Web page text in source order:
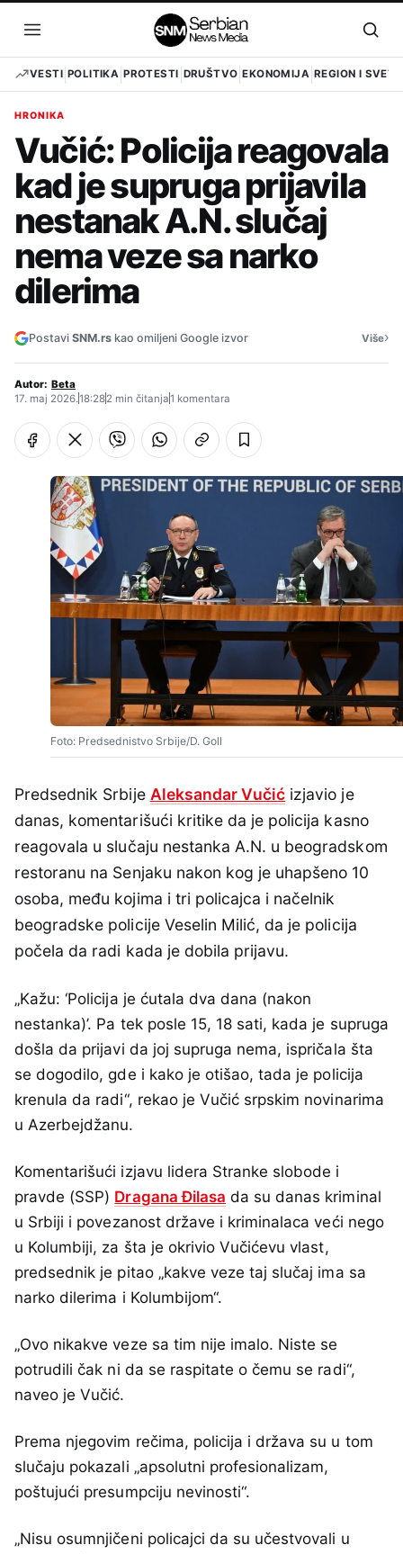
sadržaj
Otvori
meni
VESTI POLITIKA PROTESTI DRUŠTVO EKONOMIJA REGION I SVET
HRONIKA
Vučić: Policija reagovala
kad je supruga prijavila
nestanak A.N. slučaj
nema veze sa narko
dilerima
Postavi SNM.rs kao omiljeni Google izvor Više›
Autor: Beta
17. maj 2026.18:282 min čitanja1 komentara
Foto: Predsednistvo Srbije/D. Goll
Predsednik Srbije Aleksandar Vučić izjavio je
danas, komentarišući kritike da je policija kasno
reagovala u slučaju nestanka A.N. u beogradskom
restoranu na Senjaku nakon kog je uhapšeno 10
osoba, među kojima i tri policajca i načelnik
beogradske policije Veselin Milić, da je policija
počela da radi kada je dobila prijavu.
„Kažu: ‘Policija je ćutala dva dana (nakon
nestanka)’. Pa tek posle 15, 18 sati, kada je supruga
došla da prijavi da joj supruga nema, ispričala šta
se dogodilo, gde i kako je otišao, tada je policija
krenula da radi“, rekao je Vučić srpskim novinarima
u Azerbejdžanu.
Komentarišući izjavu lidera Stranke slobode i
pravde (SSP) Dragana Đilasa da su danas kriminal
u Srbiji i povezanost države i kriminalaca veći nego
u Kolumbiji, za šta je okrivio Vučićevu vlast,
predsednik je pitao „kakve veze taj slučaj ima sa
narko dilerima i Kolumbijom“.
„Ovo nikakve veze sa tim nije imalo. Niste se
potrudili čak ni da se raspitate o čemu se radi“,
naveo je Vučić.
Prema njegovim rečima, policija i država su u tom
slučaju pokazali „apsolutni profesionalizam,
poštujući presumpciju nevinosti“.
„Nisu osumnjičeni policajci da su učestvovali u